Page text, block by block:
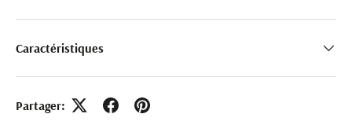
Caractéristiques
Partager: